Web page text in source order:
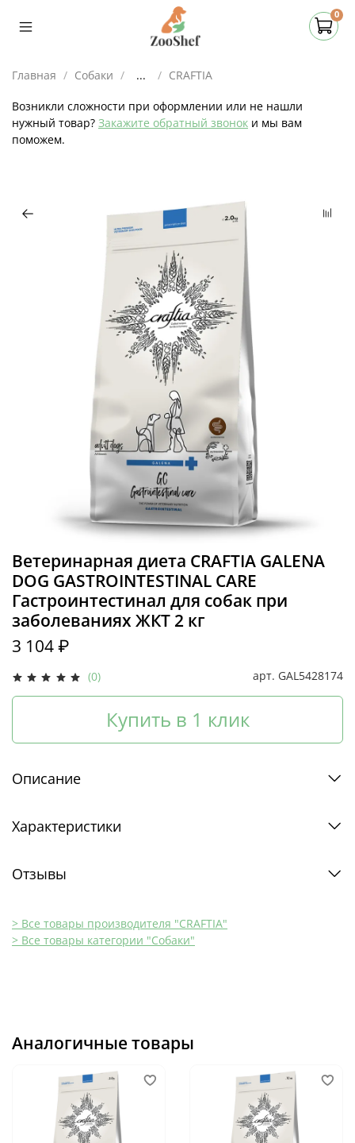
0
Главная Собаки ... CRAFTIA
Возникли сложности при оформлении или не нашли
нужный товар? Закажите обратный звонок и мы вам
поможем.
(0) арт. GAL5428174
Ветеринарная диета CRAFTIA GALENA
DOG GASTROINTESTINAL CARE
Гастроинтестинал для собак при
заболеваниях ЖКТ 2 кг
3 104 ₽
Купить в 1 клик
Описание
Характеристики
Отзывы
> Все товары производителя "CRAFTIA"
> Все товары категории "Собаки"
Аналогичные товары